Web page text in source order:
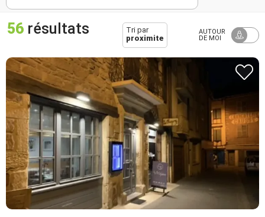
56 résultats
Tri par
proximite
AUTOUR
DE MOI